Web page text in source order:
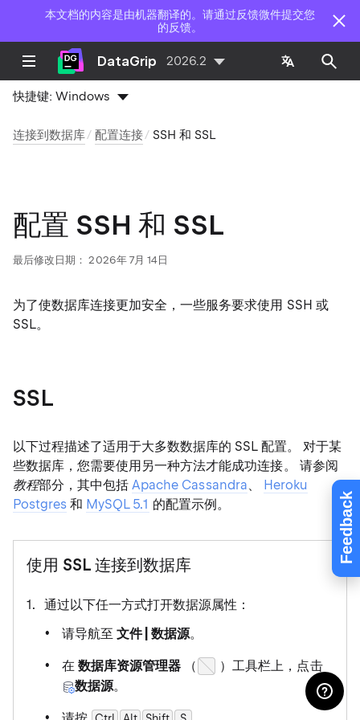
本文档的内容是由机器翻译的。请通过反馈微件提交您
的反馈。
Feedback
DataGrip 2026.2
快捷键:Windows
连接到数据库 配置连接 SSH 和 SSL
配置 SSH 和 SSL
最后修改日期： 2026年 7月 14日
为了使数据库连接更加安全，一些服务要求使用 SSH 或
SSL。
SSL
以下过程描述了适用于大多数数据库的 SSL 配置。 对于某
些数据库，您需要使用另一种方法才能成功连接。 请参阅
教程部分，其中包括Apache Cassandra、 Heroku
Postgres 和 MySQL 5.1 的配置示例。
使用 SSL 连接到数据库
通过以下任一方式打开数据源属性：
请导航至文件 | 数据源。
在数据库资源管理器 （
）工具栏上，点击
数据源。